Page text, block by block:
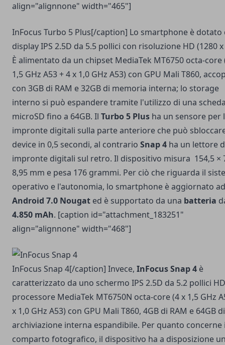
align="alignnone" width="465"]
InFocus Turbo 5 Plus[/caption] Lo smartphone è dotato
display IPS 2.5D da 5.5 pollici con risoluzione HD (1280 x
È alimentato da un chipset MediaTek MT6750 octa-core
1,5 GHz A53 + 4 x 1,0 GHz A53) con GPU Mali T860,
con 3GB di RAM e 32GB di memoria interna; lo storage
interno si può espandere tramite l'utilizzo di una
microSD fino a 64GB. Il Turbo 5 Plus ha un sensore per
impronte digitali sulla parte anteriore che può
device in 0,5 secondi, al contrario Snap 4 ha un lettore
impronte digitali sul retro. Il dispositivo misura 154,5 ×
8,95 mm e pesa 176 grammi. Per ciò che riguarda il
operativo e l'autonomia, lo smartphone è aggiornato ad
Android 7.0 Nougat ed è supportato da una batteria
4.850 mAh. [caption id="attachment_183251"
align="alignnone" width="468"]
InFocus Snap 4[/caption] Invece, InFocus Snap 4 è
caratterizzato da uno schermo IPS 2.5D da 5.2 pollici
processore MediaTek MT6750N octa-core (4 x 1,5 GHz
x 1,0 GHz A53) con GPU Mali T860, 4GB di RAM e 64GB di
archiviazione interna espandibile. Per quanto concerne
comparto fotografico, il dispositivo ha a disposizione